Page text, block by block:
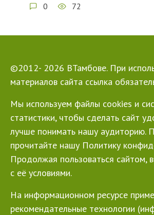
0 72
©2012- 2026 ВТамбове. При
материалов сайта ссылка
Мы используем файлы cookies и
статистики, чтобы сделать сайт
лучше понимать нашу аудиторию.
прочитайте нашу Политику
Продолжая пользоваться сайтом,
с её условиями.
На информационном ресурсе
рекомендательные технологии